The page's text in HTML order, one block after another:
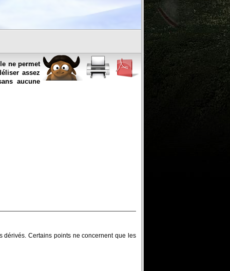
ne permet
assez
aucune
Certains points ne concernent que les